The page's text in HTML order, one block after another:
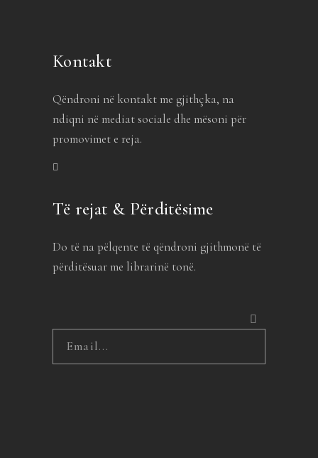
Kontakt
Qëndroni në kontakt me gjithçka, na
ndiqni në mediat sociale dhe mësoni për
promovimet e reja.
Të rejat & Përditësime
Do të na pëlqente të qëndroni gjithmonë të
përditësuar me librarinë tonë.